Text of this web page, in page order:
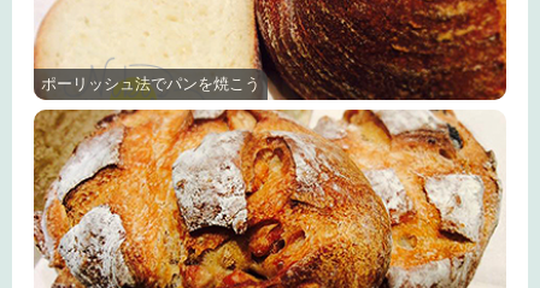
ポーリッシュ法でパンを焼こう